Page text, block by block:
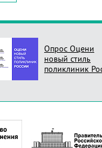
Опрос Оцени
новый стиль
поликлиник